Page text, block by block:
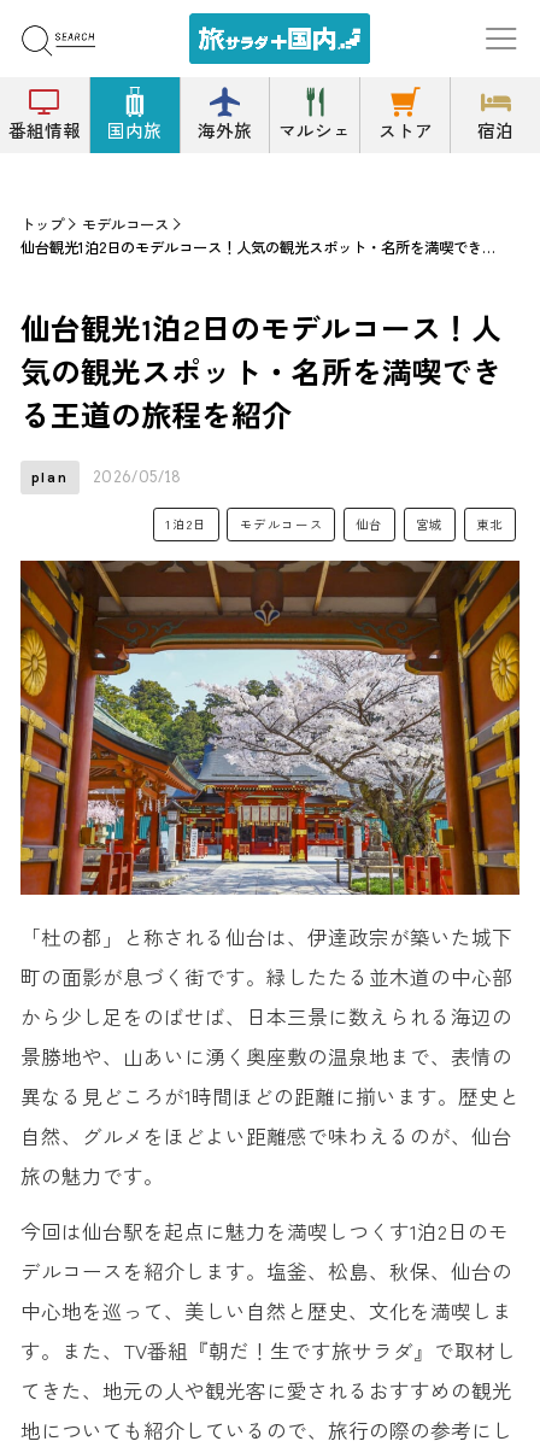
番組情報 国内旅 海外旅 マルシェ ストア 宿泊
トップ
モデルコース
仙台観光1泊2日のモデルコース！人気の観光スポット・名所を満喫できる王道の旅程を紹介
仙台観光1泊2日のモデルコース！人
気の観光スポット・名所を満喫でき
る王道の旅程を紹介
plan 2026/05/18
1泊2日 モデルコース 仙台 宮城 東北
「杜の都」と称される仙台は、伊達政宗が築いた城下
町の面影が息づく街です。緑したたる並木道の中心部
から少し足をのばせば、日本三景に数えられる海辺の
景勝地や、山あいに湧く奥座敷の温泉地まで、表情の
異なる見どころが1時間ほどの距離に揃います。歴史と
自然、グルメをほどよい距離感で味わえるのが、仙台
旅の魅力です。
今回は仙台駅を起点に魅力を満喫しつくす1泊2日のモ
デルコースを紹介します。塩釜、松島、秋保、仙台の
中心地を巡って、美しい自然と歴史、文化を満喫しま
す。また、TV番組『朝だ！生です旅サラダ』で取材し
てきた、地元の人や観光客に愛されるおすすめの観光
地についても紹介しているので、旅行の際の参考にし